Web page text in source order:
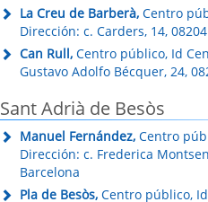
La Creu de Barberà, Centro
Dirección: c. Carders, 14,
Can Rull, Centro público, Id
Gustavo Adolfo Bécquer, 24,
Sant Adrià de Besòs
Manuel Fernández, Centro
Dirección: c. Frederica
Barcelona
Pla de Besòs, Centro público,